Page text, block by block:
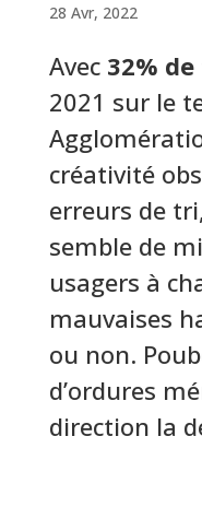
28 Avr, 2022
Avec 32%
2021 sur le
créativité
erreurs de
semble de
usagers à
mauvaises
ou non.
d’ordures
direction la